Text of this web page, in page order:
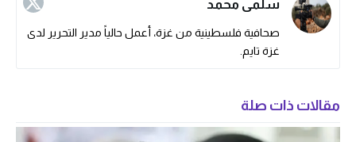
سلمى محمد
صحافية فلسطينية من غزة، أعمل حالياً مدير التحرير لدى
غزة تايم.
مقالات ذات صلة